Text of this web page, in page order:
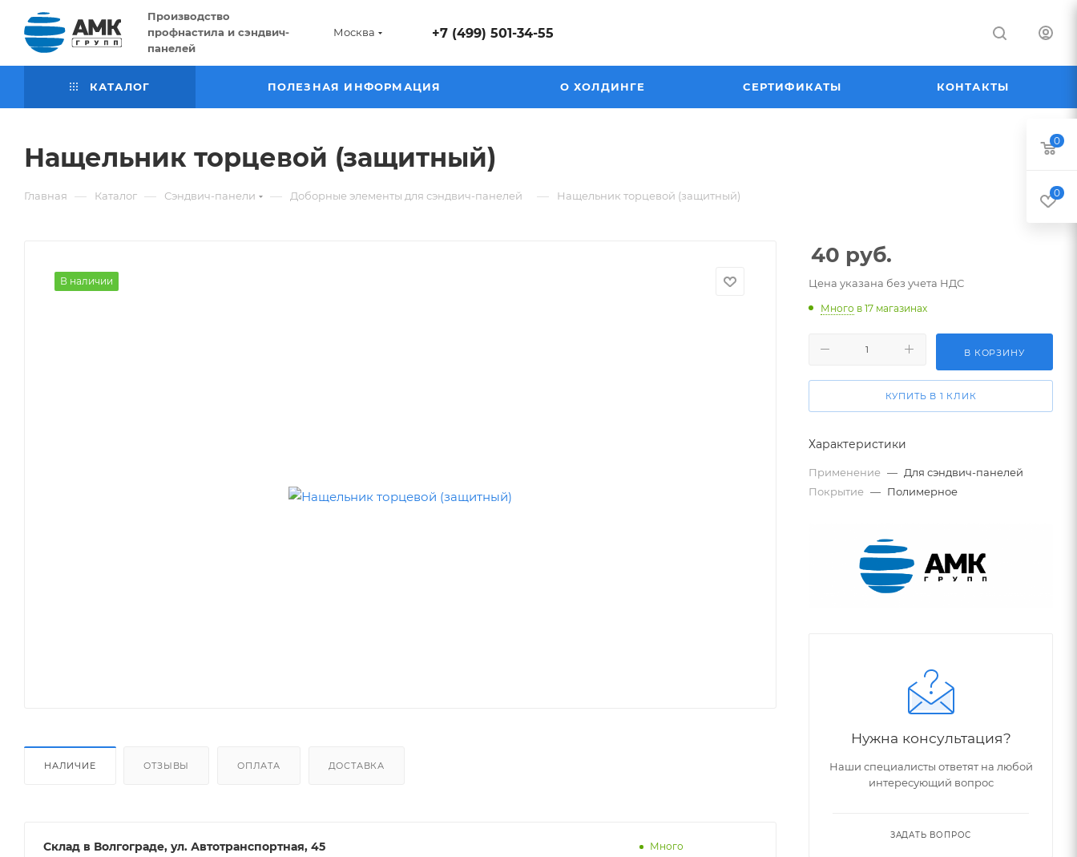
Производство
профнастила и сэндвич-
панелей
Москва +7 (499) 501-34-55
КАТАЛОГ ПОЛЕЗНАЯ ИНФОРМАЦИЯ О ХОЛДИНГЕ СЕРТИФИКАТЫ КОНТАКТЫ
Нащельник торцевой (защитный)
Главная — Каталог — Сэндвич-панели — Доборные элементы для сэндвич-панелей — Нащельник торцевой (защитный)
В наличии
НАЛИЧИЕ ОТЗЫВЫ ОПЛАТА ДОСТАВКА
Склад в Волгограде, ул. Автотранспортная, 45 Много
40 руб.
Цена указана без учета НДС
Много в 17 магазинах
В КОРЗИНУ
КУПИТЬ В 1 КЛИК
Характеристики
Применение — Для сэндвич-панелей
Покрытие — Полимерное
Нужна консультация?
Наши специалисты ответят на любой
интересующий вопрос
ЗАДАТЬ ВОПРОС
0
0